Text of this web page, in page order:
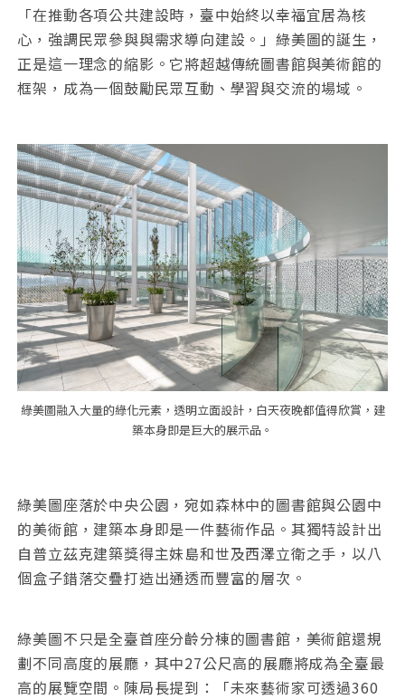
「在推動各項公共建設時，臺中始終以幸福宜居為核
心，強調民眾參與與需求導向建設。」綠美圖的誕生，
正是這一理念的縮影。它將超越傳統圖書館與美術館的
框架，成為一個鼓勵民眾互動、學習與交流的場域。
綠美圖融入大量的綠化元素，透明立面設計，白天夜晚都值得欣賞，建
築本身即是巨大的展示品。
綠美圖座落於中央公園，宛如森林中的圖書館與公園中
的美術館，建築本身即是一件藝術作品。其獨特設計出
自普立茲克建築獎得主妹島和世及西澤立衛之手，以八
個盒子錯落交疊打造出通透而豐富的層次。
綠美圖不只是全臺首座分齡分棟的圖書館，美術館還規
劃不同高度的展廳，其中27公尺高的展廳將成為全臺最
高的展覽空間。陳局長提到：「未來藝術家可透過360